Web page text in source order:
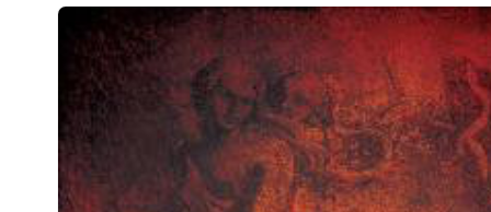
Passa alle
informazioni
sul prodotto